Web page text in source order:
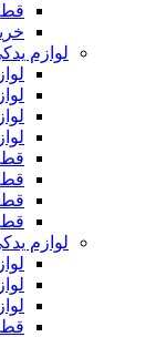
قطعات بلدوزر
خرید انواع
لوازم یدکی جرثقیل
لوازم یدکی
لوازم یدکی
لوازم یدکی
لوازم یدکی
قطعات
قطعات
قطعات
قطعات
لوازم یدکی دامپتراک
لوازم یدکی
لوازم یدکی
لوازم یدکی
قطعات